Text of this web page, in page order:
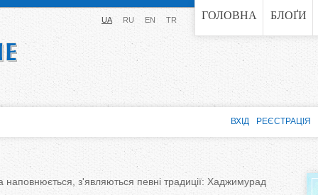
Jump to navigation ГОЛОВНА БЛОҐИ
UA RU EN TR
наповнюється, з'являються певні традиції: Хаджимурад
ВХІД РЕЄСТРАЦІЯ